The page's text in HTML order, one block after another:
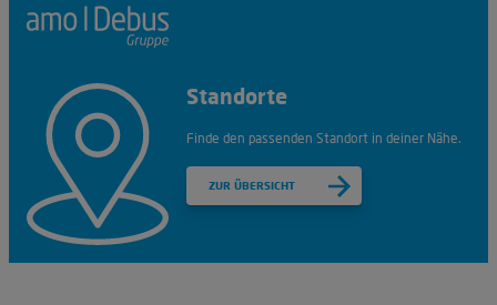
Standorte
Finde den passenden Standort in deiner Nähe.
ZUR ÜBERSICHT